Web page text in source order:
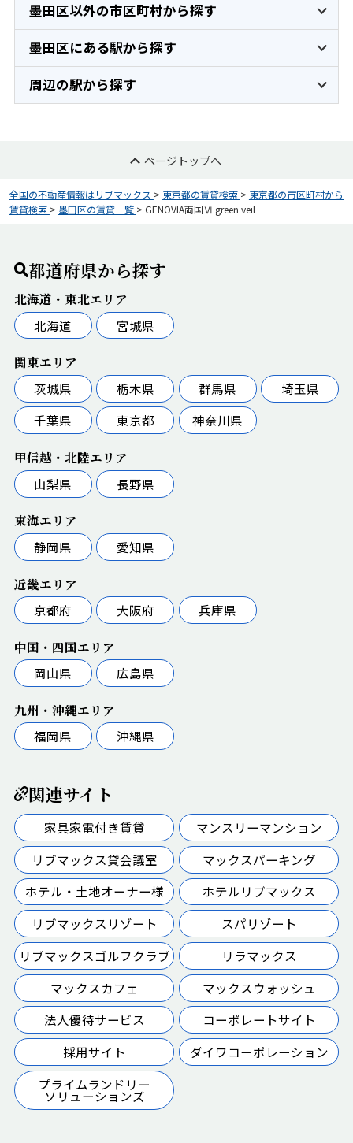
墨田区以外の市区町村から探す
墨田区にある駅から探す
周辺の駅から探す
ページトップへ
全国の不動産情報はリブマックス > 東京都の賃貸検索 > 東京都の市区町村から
賃貸検索 > 墨田区の賃貸一覧 > GENOVIA両国Ⅵ green veil
都道府県から探す
北海道・東北エリア
北海道
宮城県
関東エリア
茨城県
栃木県 群馬県
埼玉県
千葉県
東京都 神奈川県
甲信越・北陸エリア
山梨県
長野県
東海エリア
静岡県
愛知県
近畿エリア
京都府
大阪府 兵庫県
中国・四国エリア
岡山県
広島県
九州・沖縄エリア
福岡県
沖縄県
関連サイト
家具家電付き賃貸
マンスリーマンション
リブマックス貸会議室
マックスパーキング
ホテル・土地オーナー様
ホテルリブマックス
リブマックスリゾート
スパリゾート
リブマックスゴルフクラブ
リラマックス
マックスカフェ
マックスウォッシュ
法人優待サービス
コーポレートサイト
採用サイト
ダイワコーポレーション
プライムランドリー
ソリューションズ